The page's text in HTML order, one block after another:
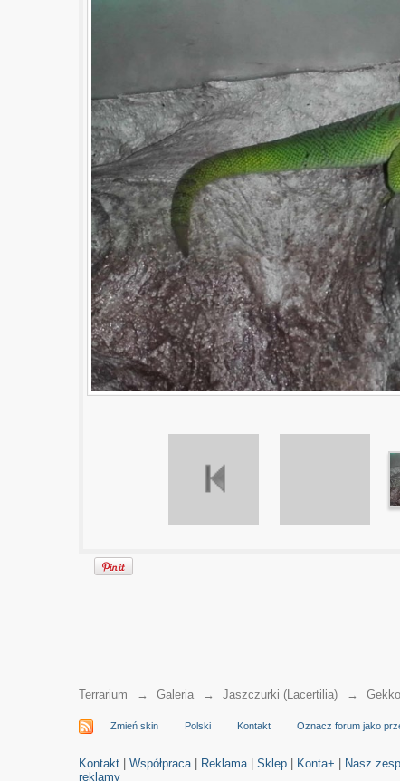
Terrarium → Galeria → Jaszczurki (Lacertilia) →
Zmień skin Polski Kontakt Oznacz forum jako
Kontakt |Współpraca| Reklama|Sklep Konta+ Nasz
reklamy